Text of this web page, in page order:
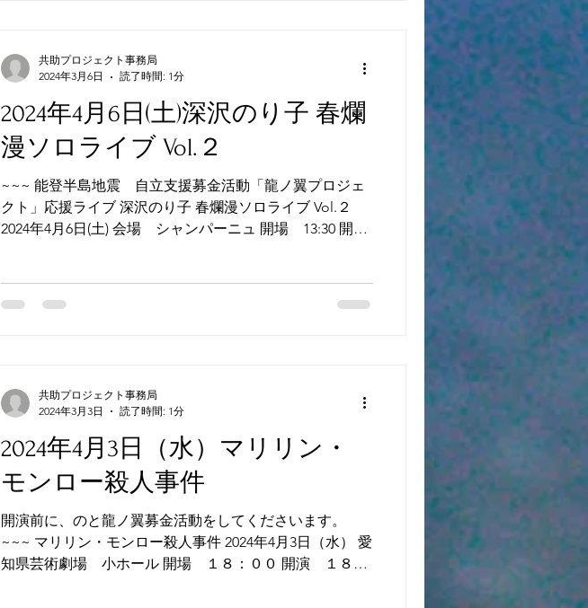
2024年4月6日(土)深沢のり子 春爛
漫ソロライブ Vol.２
~~~ 能登半島地震 自立支援募金活動「龍ノ翼プロジェ
クト」応援ライブ 深沢のり子 春爛漫ソロライブ Vol.２
2024年4月6日(土) 会場 シャンパーニュ 開場 13:30 開
共助プロジェクト事務局
2024年3月6日
読了時間: 1分
2024年4月3日（水）マリリン・
モンロー殺人事件
開演前に、のと龍ノ翼募金活動をしてくださいます。
~~~ マリリン・モンロー殺人事件 2024年4月3日（水） 愛
知県芸術劇場 小ホール 開場 １８：００ 開演 １８：
共助プロジェクト事務局
2024年3月3日
読了時間: 1分